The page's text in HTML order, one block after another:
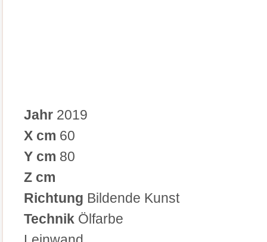
Jahr 2019
X cm 60
Y cm 80
Z cm
Richtung Bildende Kunst
Technik Ölfarbe